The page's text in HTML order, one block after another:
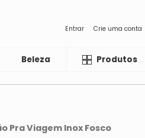
Entrar Crie uma conta
Beleza LiquidaProdutos
Pra Viagem Inox Fosco